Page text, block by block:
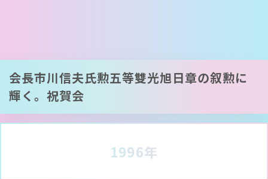
会長市川信夫氏勲五等雙光旭日章の叙勲に
輝く。祝賀会
1996年